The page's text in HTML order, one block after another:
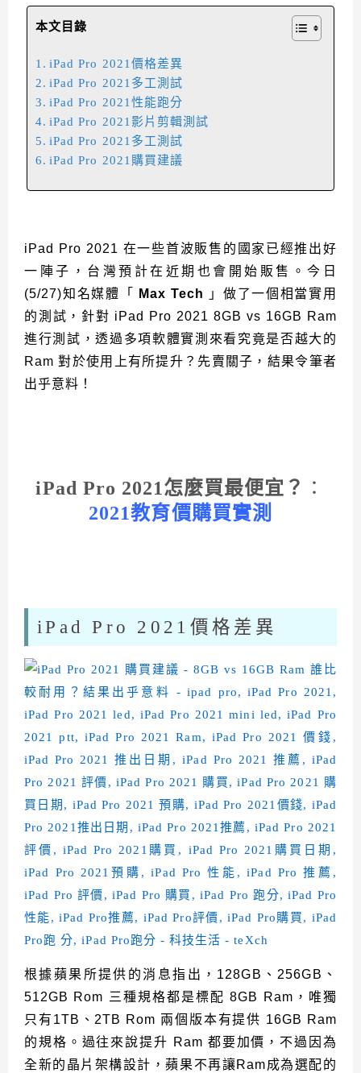
本文目錄
iPad Pro 2021價格差異
iPad Pro 2021多工測試
iPad Pro 2021性能跑分
iPad Pro 2021影片剪輯測試
iPad Pro 2021多工測試
iPad Pro 2021購買建議
iPad Pro 2021 在一些首波販售的國家已經推出好
一陣子，台灣預計在近期也會開始販售。今日
(5/27)知名媒體「
Max Tech
」做了一個相當實用
的測試，針對 iPad Pro 2021 8GB vs 16GB Ram
進行測試，透過多項軟體實測來看究竟是否越大的
Ram 對於使用上有所提升？先賣關子，結果令筆者
出乎意料！
iPad Pro 2021怎麼買最便宜？
：
2021教育價購買實測
iPad Pro 2021價格差異
根據蘋果所提供的消息指出，128GB、256GB、
512GB Rom 三種規格都是標配 8GB Ram，唯獨
只有1TB、2TB Rom 兩個版本有提供 16GB Ram
的規格。過往來說提升 Ram 都要加價，不過因為
全新的晶片架構設計，蘋果不再讓Ram成為選配的